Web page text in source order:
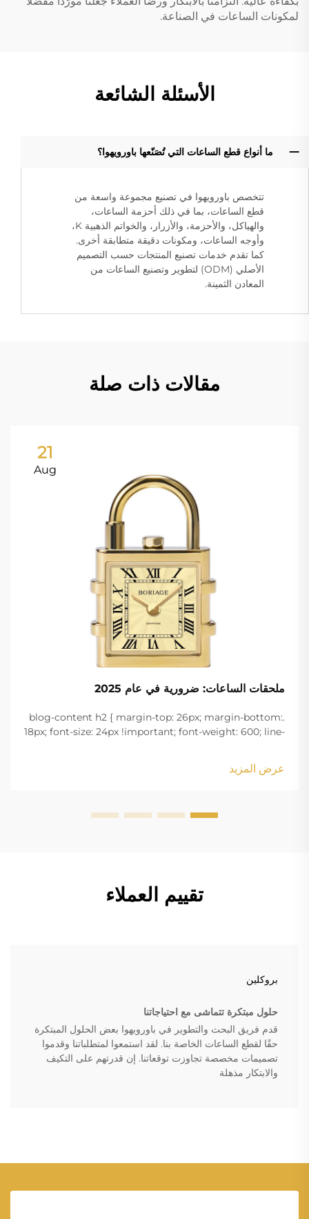
لمكونات الساعات في الصناعة.
الأسئلة الشائعة
ما أنواع قطع الساعات التي تُصَنّعها باورويهوا؟
تتخصص باورويهوا في تصنيع مجموعة واسعة من
قطع الساعات، بما في ذلك أحزمة الساعات،
والهياكل، والأحزمة، والأزرار، والخواتم الذهبية K،
وأوجه الساعات، ومكونات دقيقة متطابقة أخرى.
كما تقدم خدمات تصنيع المنتجات حسب التصميم
الأصلي (ODM) لتطوير وتصنيع الساعات من
المعادن الثمينة.
مقالات ذات صلة
21
Aug
ملحقات الساعات: ضرورية في عام 2025
.blog-content h2 { margin-top: 26px; margin-bottom:
18px; font-size: 24px !important; font-weight: 600; line-
margin-bottom: 18px; font-size: 20px !important; font-
w...
عرض المزيد
تقييم العملاء
بروكلين
حلول مبتكرة تتماشى مع احتياجاتنا
قدم فريق البحث والتطوير في باورويهوا بعض الحلول المبتكرة
حقًا لقطع الساعات الخاصة بنا. لقد استمعوا لمتطلباتنا وقدموا
تصميمات مخصصة تجاوزت توقعاتنا. إن قدرتهم على التكيف
والابتكار مذهلة